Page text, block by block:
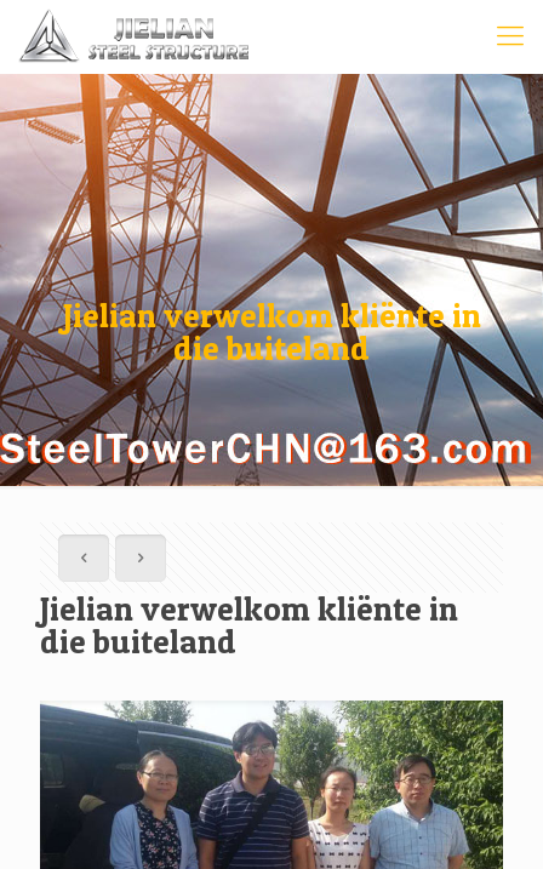
Jielian verwelkom kliënte in
die buiteland
Jielian verwelkom kliënte in
die buiteland